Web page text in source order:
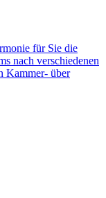
für Sie die
nach verschiedenen
Kammer- über